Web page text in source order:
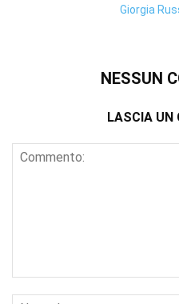
Giorgia
NESSUN
LASCIA UN